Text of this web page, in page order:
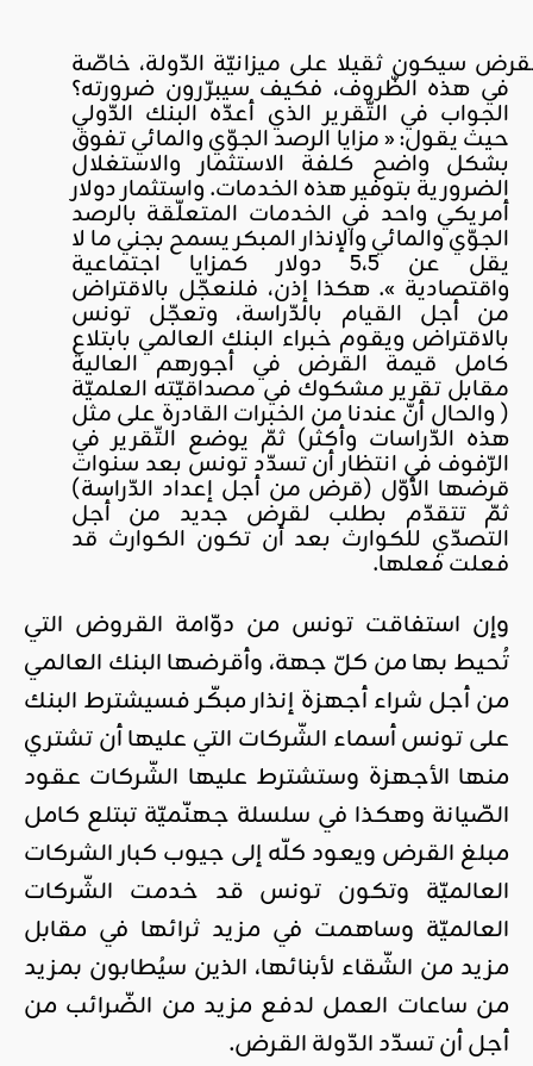
سيكون ثقيلا على ميزانيّة الدّولة، خاصّة
في هذه الظّروف، فكيف سيبرّرون ضرورته؟
الجواب في التّقرير الذي أعدّه البنك الدّولي
حيث يقول: « مزايا الرصد الجوّي والمائي تفوق
بشكل واضح كلفة الاستثمار والاستغلال
الضرورية بتوفير هذه الخدمات. واستثمار دولار
أمريكي واحد في الخدمات المتعلّقة بالرصد
الجوّي والمائي والإنذار المبكر يسمح بجني ما لا
يقل عن 5،5 دولار كمزايا اجتماعية
واقتصادية ». هكذا إذن، فلنعجّل بالاقتراض
من أجل القيام بالدّراسة، وتعجّل تونس
بالاقتراض ويقوم خبراء البنك العالمي بابتلاع
كامل قيمة القرض في أجورهم العالية
مقابل تقرير مشكوك في مصداقيّته العلميّة
( والحال أنّ عندنا من الخبرات القادرة على مثل
هذه الدّراسات وأكثر) ثمّ يوضع التّقرير في
الرّفوف في انتظار أن تسدّد تونس بعد سنوات
قرضها الأوّل (قرض من أجل إعداد الدّراسة)
ثمّ تتقدّم بطلب لقرض جديد من أجل
التصدّي للكوارث بعد أن تكون الكوارث قد
فعلت فعلها.
وإن استفاقت تونس من دوّامة القروض التي
تُحيط بها من كلّ جهة، وأقرضها البنك العالمي
من أجل شراء أجهزة إنذار مبكّر فسيشترط البنك
على تونس أسماء الشّركات التي عليها أن تشتري
منها الأجهزة وستشترط عليها الشّركات عقود
الصّيانة وهكذا في سلسلة جهنّميّة تبتلع كامل
مبلغ القرض ويعود كلّه إلى جيوب كبار الشركات
العالميّة وتكون تونس قد خدمت الشّركات
العالميّة وساهمت في مزيد ثرائها في مقابل
مزيد من الشّقاء لأبنائها، الذين سيُطابون بمزيد
من ساعات العمل لدفع مزيد من الضّرائب من
أجل أن تسدّد الدّولة القرض.